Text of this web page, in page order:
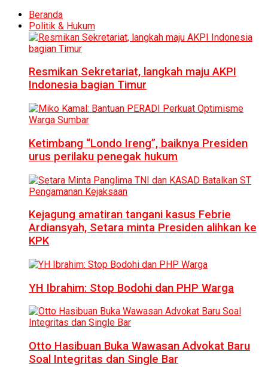
Beranda
Politik & Hukum
Resmikan Sekretariat, langkah maju AKPI
Indonesia bagian Timur
Ketimbang “Londo Ireng”, baiknya Presiden
urus perilaku penegak hukum
Kejagung amatiran tangani kasus Febrie
Ardiansyah, Setara minta Presiden alihkan ke
KPK
YH Ibrahim: Stop Bodohi dan PHP Warga
Otto Hasibuan Buka Wawasan Advokat Baru
Soal Integritas dan Single Bar